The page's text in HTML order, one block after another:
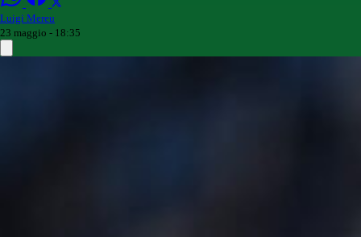
Luigi Mereu
23 maggio - 18:35